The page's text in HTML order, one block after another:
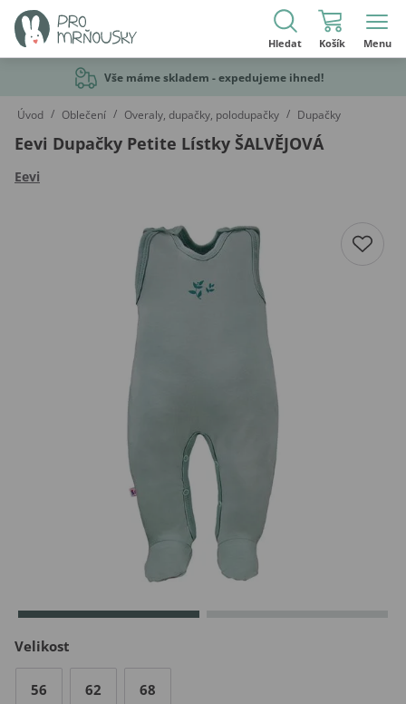
Hledat Košík Menu
Vše máme skladem - expedujeme ihned!
Úvod / Oblečení / Overaly, dupačky, polodupačky / Dupačky
Eevi Dupačky Petite Lístky ŠALVĚJOVÁ
Eevi
Velikost
56 62 68